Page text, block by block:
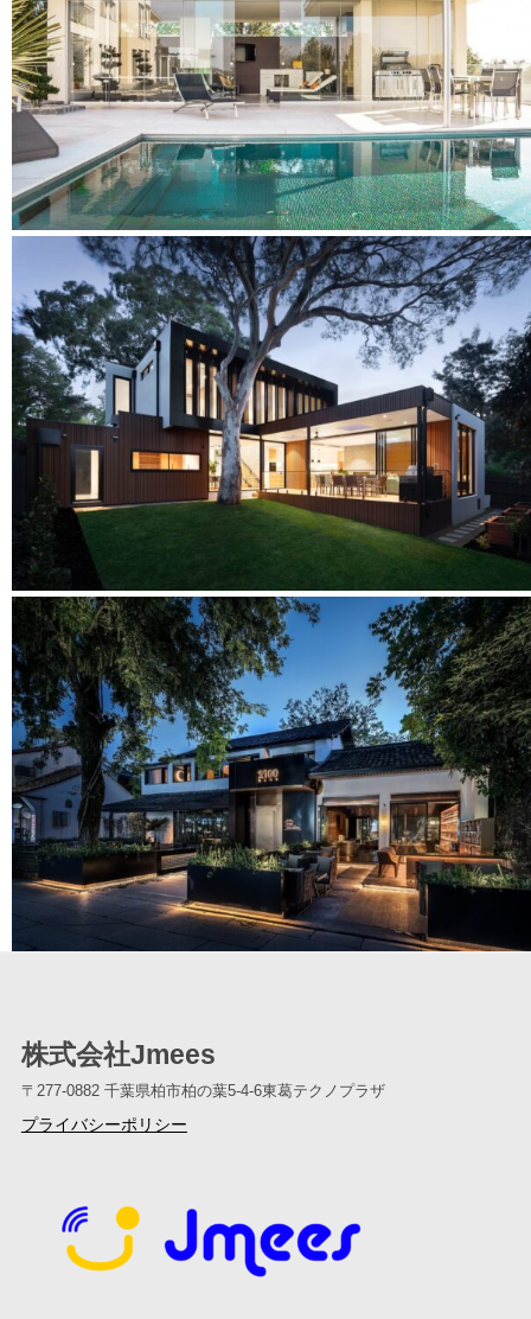
株式会社Jmees
〒277-0882 千葉県柏市柏の葉5-4-6東葛テクノプラザ
プライバシーポリシー